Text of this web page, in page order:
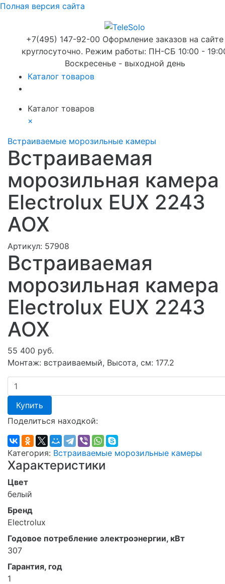
Полная версия сайта
+7(495) 147-92-00 Оформление заказов на сайте
круглосуточно. Режим работы: ПН-СБ 10:00 -
Воскресенье - выходной день
Каталог товаров
Каталог товаров
×
Встраиваемые морозильные камеры
Встраиваемая
морозильная камера
Electrolux EUX 2243
AOX
Артикул: 57908
Встраиваемая
морозильная камера
Electrolux EUX 2243
AOX
55 400 руб.
Монтаж: встраиваемый, Высота, см: 177.2
Купить
Поделиться находкой:
Категория: Встраиваемые морозильные камеры
Характеристики
Цвет
белый
Бренд
Electrolux
Годовое потребление электроэнергии, кВт
307
Гарантия, год
1